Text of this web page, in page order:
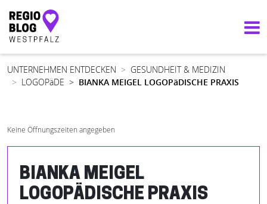
Hauptnavigation
UNTERNEHMEN ENTDECKEN
GESUNDHEIT & MEDIZIN
LOGOPäDE
BIANKA MEIGEL LOGOPäDISCHE PRAXIS
Keine Öffnungszeiten angegeben
BIANKA MEIGEL
LOGOPÄDISCHE PRAXIS